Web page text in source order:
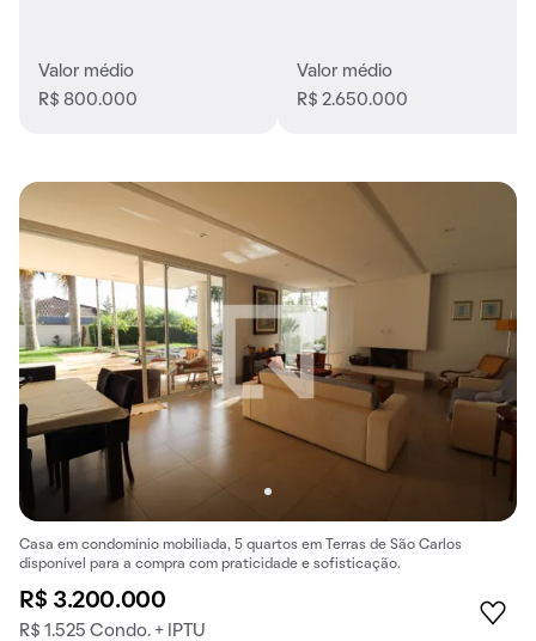
Valor médio
R$ 800.000
Valor médio
R$ 2.650.000
Casa em condomínio mobiliada, 5 quartos em Terras de São Carlos
disponível para a compra com praticidade e sofisticação.
R$ 3.200.000
R$ 1.525 Condo. + IPTU